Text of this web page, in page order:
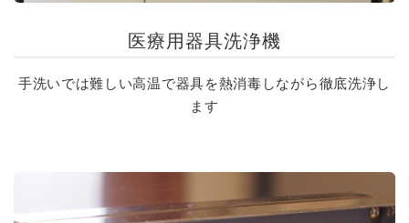
医療用器具洗浄機
手洗いでは難しい高温で器具を熱消毒しながら徹底洗浄し
ます